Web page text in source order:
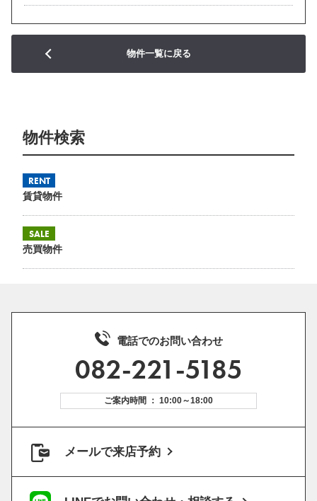
物件一覧に戻る
物件検索
RENT
賃貸物件
SALE
売買物件
電話でのお問い合わせ
082-221-5185
ご案内時間 ： 10:00～18:00
メールで来店予約